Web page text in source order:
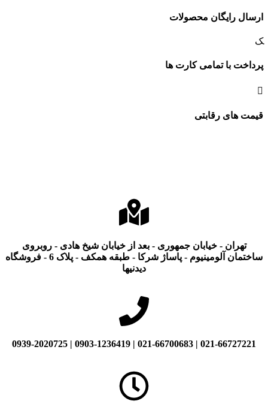
ارسال رایگان محصولات
پرداخت با تمامی کارت ها
قیمت های رقابتی
تهران - خیابان جمهوری - بعد از خیابان شیخ هادی - روبروی
ساختمان آلومینیوم - پاساژ شرکا - طبقه همکف - پلاک 6 - فروشگاه
دیدنیها
021-66727221 | 021-66700683 | 0903-1236419 | 0939-2020725